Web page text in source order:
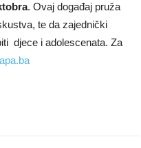
. Ovaj događaj pruža
te da zajednički
djece i adolescenata. Za